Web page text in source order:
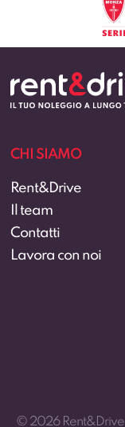
CHI SIAMO
Rent&Drive
Il team
Contatti
Lavora con noi
© 2026 Rent&Drive